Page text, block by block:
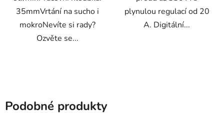
35mmVrtání na sucho i
mokroNevíte si rady?
Ozvěte se...
plynulou regulací od 20
A. Digitální...
Podobné produkty